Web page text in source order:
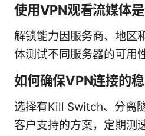
使用VPN观看流媒体是
解锁能力因服务商、地区
体测试不同服务器的可用性
如何确保VPN连接的稳
选择有Kill Switch、分离
客户支持的方案，定期测